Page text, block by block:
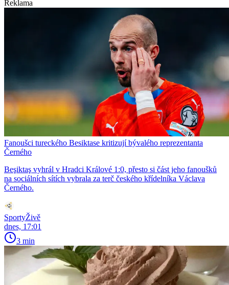
Reklama
Fanoušci tureckého Besiktase kritizují bývalého reprezentanta
Černého
Beşiktaş vyhrál v Hradci Králové 1:0, přesto si část jeho fanoušků
na sociálních sítích vybrala za terč českého křídelníka Václava
Černého.
SportyŽivě
dnes, 17:01
3 min